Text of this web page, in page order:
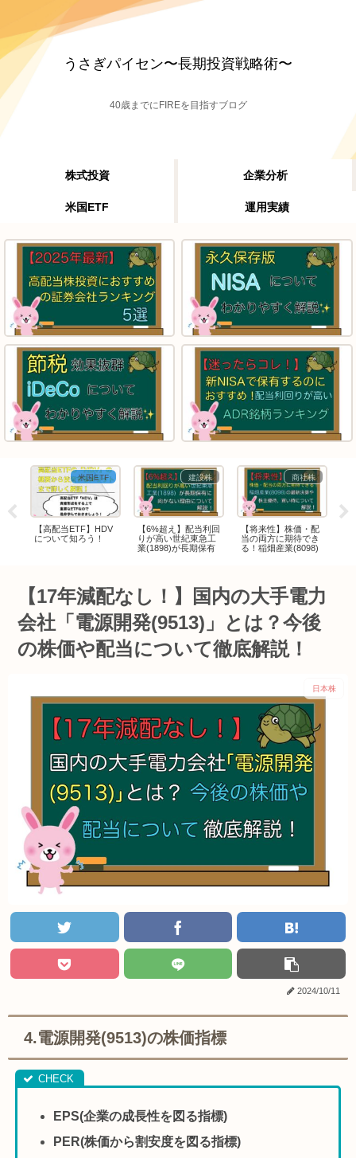
うさぎパイセン〜長期投資戦略術〜
40歳までにFIREを目指すブログ
株式投資 企業分析
米国ETF 運用実績
米国ETF
【高配当ETF】HDV
について知ろう！
建設株
【6%超え】配当利回
りが高い世紀東急工
業(1898)が長期保有
商社株
【将来性】株価・配
当の両方に期待でき
る！稲畑産業(8098)
【17年減配なし！】国内の大手電力
会社「電源開発(9513)」とは？今後
の株価や配当について徹底解説！
日本株
2024/10/11
4.電源開発(9513)の株価指標
EPS(企業の成長性を図る指標)
PER(株価から割安度を図る指標)